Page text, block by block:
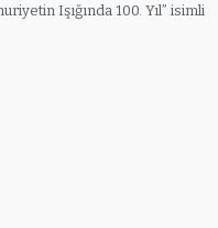
Işığında 100. Yıl” isimli